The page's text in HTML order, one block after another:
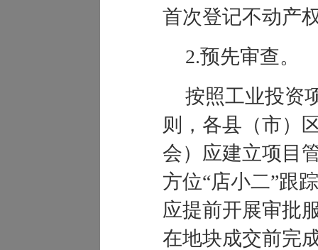
首次登记不动产
2.预先审查。
按照工业投资
则，各县（市）
会）应建立项目
方位“店小二”跟
应提前开展审批
在地块成交前完